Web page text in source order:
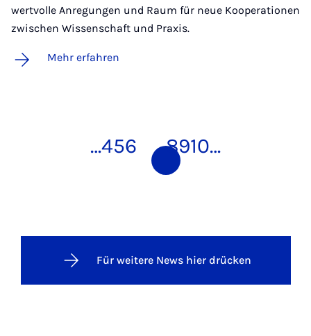
wertvolle Anregungen und Raum für neue Kooperationen
zwischen Wissenschaft und Praxis.
Mehr erfahren
…456 7 8910…
Für weitere News hier drücken